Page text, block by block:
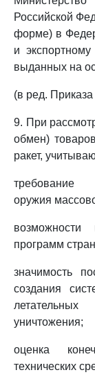
Российской
форме) в
и
выданных на
(в ред.
9. При
обмен)
ракет,
требование
оружия
программ
значимость
создания
уничтожения;
оценка
технических